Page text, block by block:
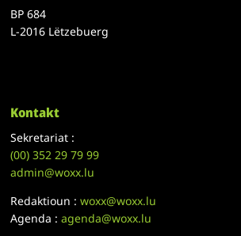
BP 684
L-2016 Lëtzebuerg
Kontakt
Sekretariat :
(00)352 29 79 99
admin@woxx.lu
Redaktioun :woxx@woxx.lu
Agenda :agenda@woxx.lu